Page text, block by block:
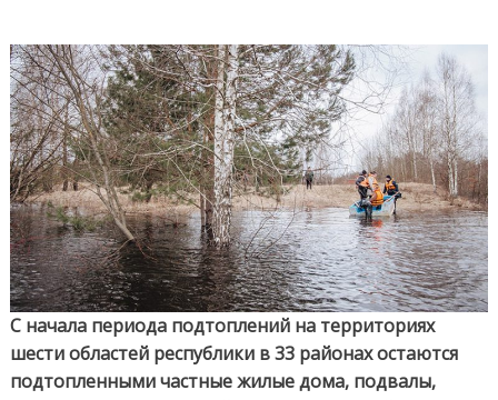
в
33
всех
С начала периода подтоплений на территориях
шести областей республики в 33 районах остаются
подтопленными частные жилые дома, подвалы,